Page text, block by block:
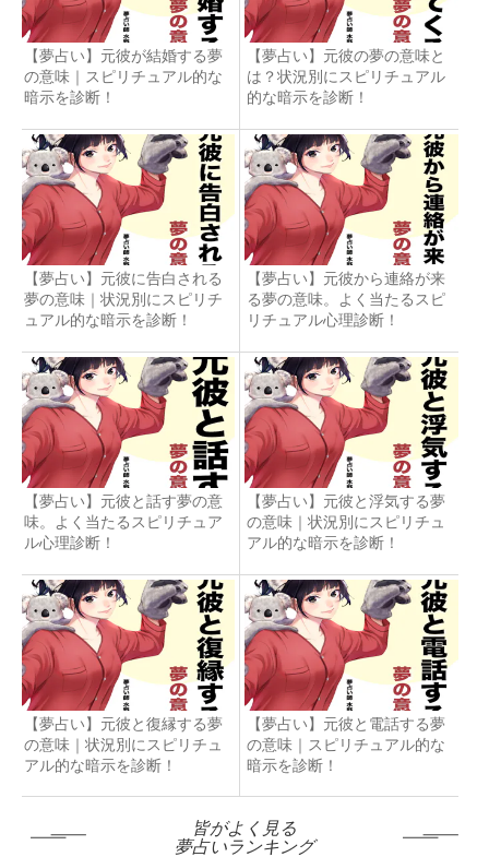
【夢占い】元彼が結婚する夢
の意味｜スピリチュアル的な
暗示を診断！
【夢占い】元彼の夢の意味と
は？状況別にスピリチュアル
的な暗示を診断！
【夢占い】元彼に告白される
夢の意味｜状況別にスピリチ
ュアル的な暗示を診断！
【夢占い】元彼から連絡が来
る夢の意味。よく当たるスピ
リチュアル心理診断！
【夢占い】元彼と話す夢の意
味。よく当たるスピリチュア
ル心理診断！
【夢占い】元彼と浮気する夢
の意味｜状況別にスピリチュ
アル的な暗示を診断！
【夢占い】元彼と復縁する夢
の意味｜状況別にスピリチュ
アル的な暗示を診断！
【夢占い】元彼と電話する夢
の意味｜スピリチュアル的な
暗示を診断！
皆がよく見る
夢占いランキング